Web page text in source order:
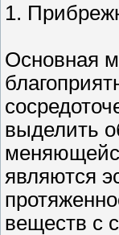
1.
Основная
выделить
являются
веществ с